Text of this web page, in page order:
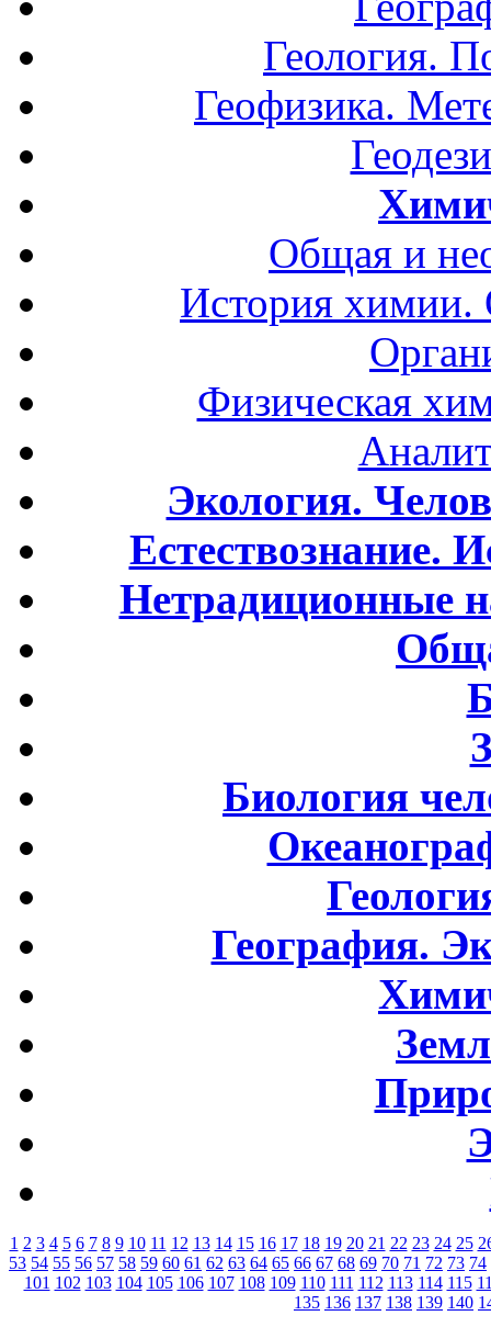
Геология.
Геофизика.
Общая и
История
Физическая
Экология.
Естествознание.
Нетрадиционные
Биология
География.
1 2 3 4 5 6 7 8 9 10 11 12 13 14 15 16 17 18 19 20 21 22 23 24 25
53 54 55 56 57 58 59 60 61 62 63 64 65 66 67 68 69 70 71 72 73 74
101 102 103 104 105 106 107 108 109 110 111 112 113 114 115
135 136 137 138 139 140